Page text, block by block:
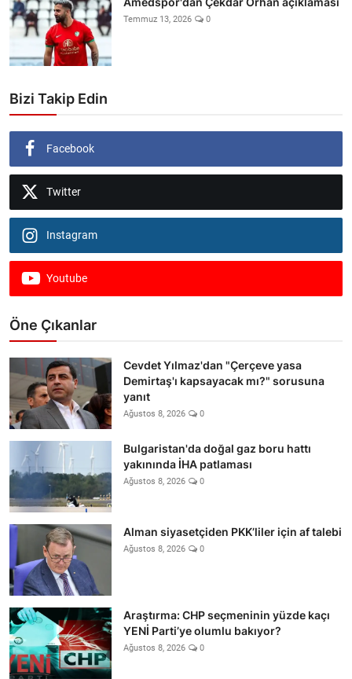
Temmuz 13, 2026 0
Bizi Takip Edin
Facebook
Twitter
Instagram
Youtube
Öne Çıkanlar
Cevdet Yılmaz'dan "Çerçeve yasa
Demirtaş'ı kapsayacak mı?" sorusuna
yanıt
Ağustos 8, 2026 0
Bulgaristan'da doğal gaz boru hattı
yakınında İHA patlaması
Ağustos 8, 2026 0
Alman siyasetçiden PKK’liler için af talebi
Ağustos 8, 2026 0
Araştırma: CHP seçmeninin yüzde kaçı
YENİ Parti’ye olumlu bakıyor?
Ağustos 8, 2026 0